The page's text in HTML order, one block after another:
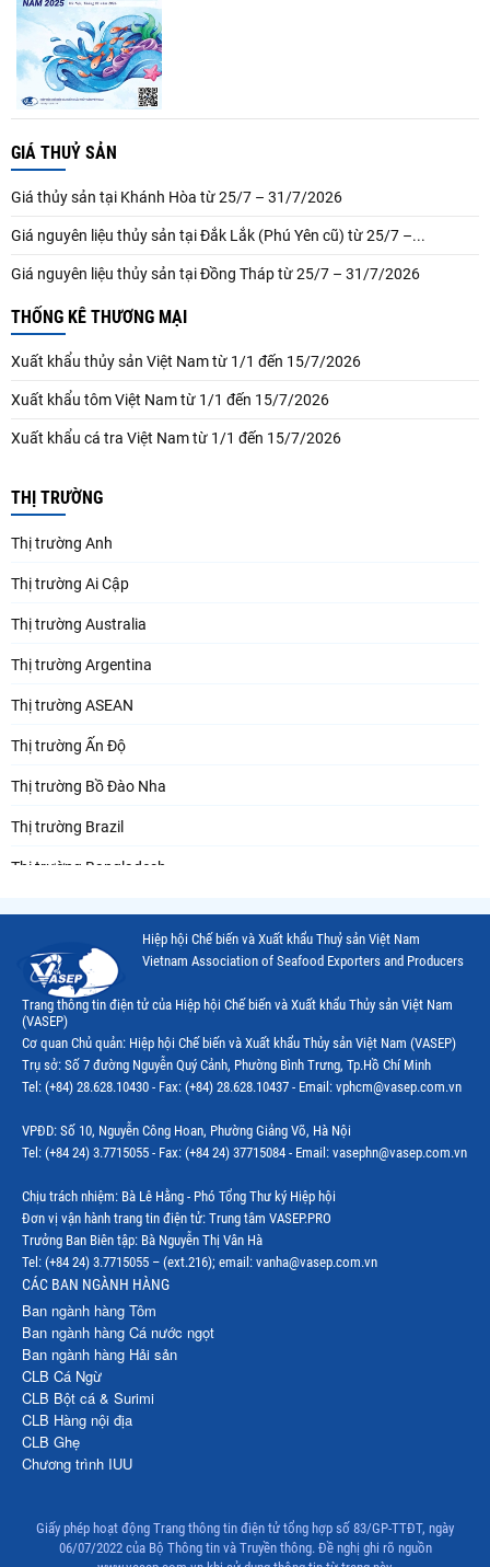
GIÁ THUỶ SẢN
Giá thủy sản tại Khánh Hòa từ 25/7 – 31/7/2026
Giá nguyên liệu thủy sản tại Đắk Lắk (Phú Yên cũ) từ 25/7 –...
Giá nguyên liệu thủy sản tại Đồng Tháp từ 25/7 – 31/7/2026
THỐNG KÊ THƯƠNG MẠI
Xuất khẩu thủy sản Việt Nam từ 1/1 đến 15/7/2026
Xuất khẩu tôm Việt Nam từ 1/1 đến 15/7/2026
Xuất khẩu cá tra Việt Nam từ 1/1 đến 15/7/2026
THỊ TRƯỜNG
Thị trường Anh
Thị trường Ai Cập
Thị trường Australia
Thị trường Argentina
Thị trường ASEAN
Thị trường Ấn Độ
Thị trường Bồ Đào Nha
Thị trường Brazil
Thị trường Bangladesh
Thị trường Canada
Thị trường Ecuador
Thị trường EU
Thị trường Indonesia
Thị trường Mỹ
Thị trường Nga
Thị trường Hàn Quốc
Thị trường Nhật Bản
Thị trường Thái Lan
Thị trường Trung Quốc
Thị trường Philippines
Thị trường Tây Ban Nha
Thị trường thủy sản khác
Hiệp hội Chế biến và Xuất khẩu Thuỷ sản Việt Nam
Vietnam Association of Seafood Exporters and Producers
Trang thông tin điện tử của Hiệp hội Chế biến và Xuất khẩu Thủy sản Việt Nam
(VASEP)
Cơ quan Chủ quản: Hiệp hội Chế biến và Xuất khẩu Thủy sản Việt Nam (VASEP)
Trụ sở: Số 7 đường Nguyễn Quý Cảnh, Phường Bình Trưng, Tp.Hồ Chí Minh
Tel: (+84) 28.628.10430 - Fax: (+84) 28.628.10437 - Email: vphcm@vasep.com.vn
VPĐD: Số 10, Nguyễn Công Hoan, Phường Giảng Võ, Hà Nội
Tel: (+84 24) 3.7715055 - Fax: (+84 24) 37715084 - Email: vasephn@vasep.com.vn
Chịu trách nhiệm: Bà Lê Hằng - Phó Tổng Thư ký Hiệp hội
Đơn vị vận hành trang tin điện tử: Trung tâm VASEP.PRO
Trưởng Ban Biên tập: Bà Nguyễn Thị Vân Hà
Tel: (+84 24) 3.7715055 – (ext.216); email: vanha@vasep.com.vn
CÁC BAN NGÀNH HÀNG
Ban ngành hàng Tôm
Ban ngành hàng Cá nước ngọt
Ban ngành hàng Hải sản
CLB Cá Ngừ
CLB Bột cá & Surimi
CLB Hàng nội địa
CLB Ghẹ
Chương trình IUU
Giấy phép hoạt động Trang thông tin điện tử tổng hợp số 83/GP-TTĐT, ngày
06/07/2022 của Bộ Thông tin và Truyền thông. Đề nghị ghi rõ nguồn